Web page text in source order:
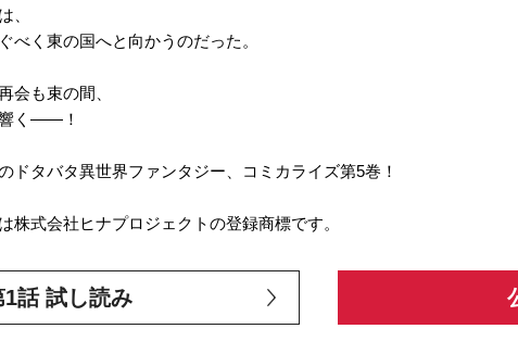
、
べく東の国へと向かうのだった。
会も束の間、
く――！
ドタバタ異世界ファンタジー、コミカライズ第5巻！
株式会社ヒナプロジェクトの登録商標です。
1話 試し読み